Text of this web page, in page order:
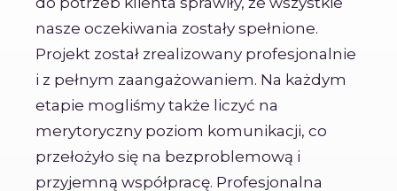
nasze oczekiwania zostały spełnione.
Projekt został zrealizowany profesjonalnie
i z pełnym zaangażowaniem. Na każdym
etapie mogliśmy także liczyć na
merytoryczny poziom komunikacji, co
przełożyło się na bezproblemową i
przyjemną współpracę. Profesjonalna